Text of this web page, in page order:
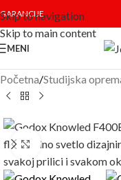
Skip to navigation
Skip to main content
GARANCIJE
MENI
Početna/Studijska
Click to enlarge